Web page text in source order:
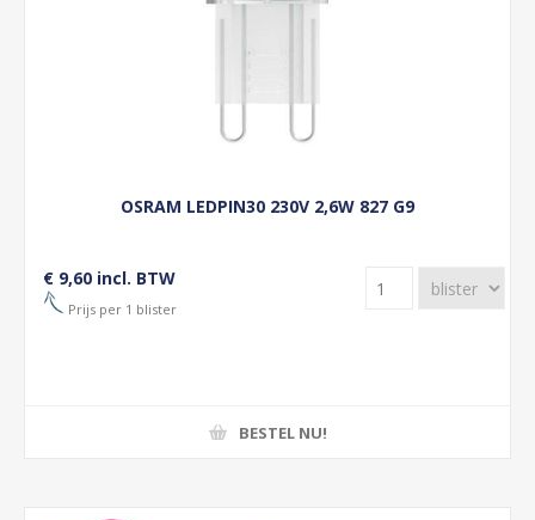
OSRAM LEDPIN30 230V 2,6W 827 G9
€ 9,60 incl. BTW
Prijs per 1 blister
BESTEL NU!